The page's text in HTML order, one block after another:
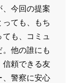
今回の提案
ても、もち
も、コミュ
他の誰にも
頼できる友
、警察に安心